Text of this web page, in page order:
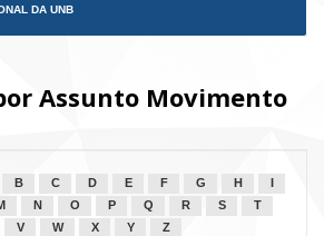
DA UNB
Assunto Movimento
B C D E F G H
N O P Q R S
T
V W X Y Z